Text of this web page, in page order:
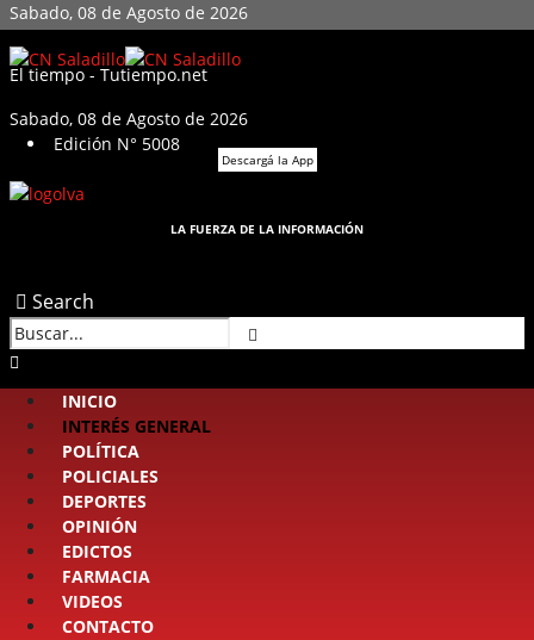
Sabado, 08 de Agosto de 2026
El tiempo - Tutiempo.net
Sabado, 08 de Agosto de 2026
Edición N° 5008
Descargá la App
LA FUERZA DE LA INFORMACIÓN
Search
INICIO
INTERÉS GENERAL
POLÍTICA
POLICIALES
DEPORTES
OPINIÓN
EDICTOS
FARMACIA
VIDEOS
CONTACTO